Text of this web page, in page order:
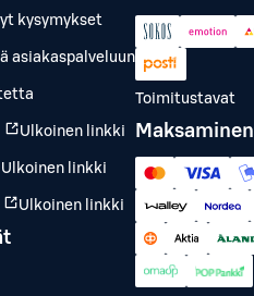
kysymykset
asiakaspalveluun
Ulkoinen linkki
Ulkoinen linkki
Ulkoinen linkki
Toimitustavat
Maksaminen